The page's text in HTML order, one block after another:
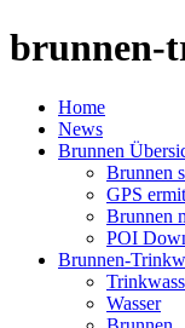
brunnen-
Home
News
Brunnen
Brunnen
GPS
Brunnen
POI
Brunnen-
Wasser